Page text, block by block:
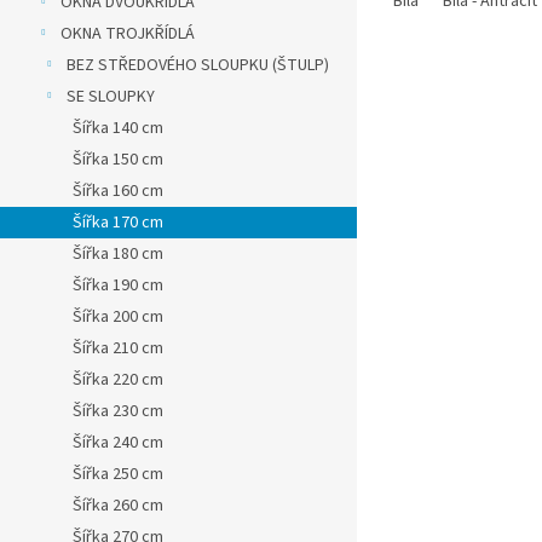
OKNA TROJKŘÍDLÁ
BEZ STŘEDOVÉHO SLOUPKU (ŠTULP)
SE SLOUPKY
Šířka 140 cm
Šířka 150 cm
Šířka 160 cm
Šířka 170 cm
Šířka 180 cm
Šířka 190 cm
Šířka 200 cm
Šířka 210 cm
Šířka 220 cm
Šířka 230 cm
Šířka 240 cm
Šířka 250 cm
Šířka 260 cm
Šířka 270 cm